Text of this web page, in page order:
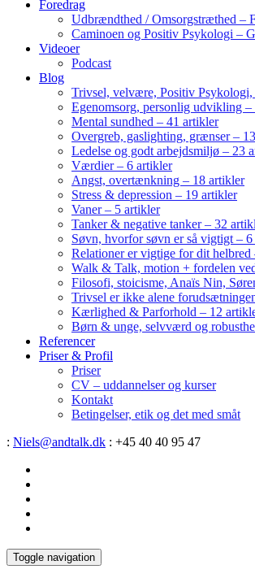
Foredrag
Udbrændthed / Omsorgstræthed –
Caminoen og Positiv Psykologi –
Videoer
Podcast
Blog
Trivsel, velvære, Positiv
Egenomsorg, personlig udvikling
Mental sundhed – 41 artikler
Overgreb, gaslighting, grænser –
Ledelse og godt arbejdsmiljø – 23
Værdier – 6 artikler
Angst, overtænkning – 18 artikler
Stress & depression – 19 artikler
Vaner – 5 artikler
Tanker & negative tanker – 32
Søvn, hvorfor søvn er så vigtigt –
Relationer er vigtige for dit helbred
Walk & Talk, motion + fordelen
Filosofi, stoicisme, Anaïs Nin,
Trivsel er ikke alene
Kærlighed & Parforhold – 12
Børn & unge, selvværd og
Referencer
Priser & Profil
Priser
CV – uddannelser og kurser
Kontakt
Betingelser, etik og det med småt
: Niels@andtalk.dk : +45 40 40 95 47
Toggle navigation